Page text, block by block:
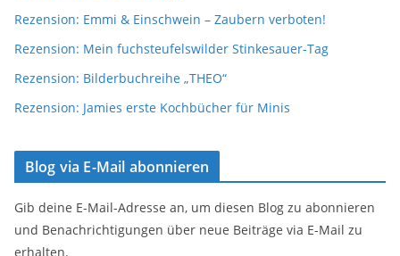
Rezension: Emmi & Einschwein – Zaubern verboten!
Rezension: Mein fuchsteufelswilder Stinkesauer-Tag
Rezension: Bilderbuchreihe „THEO“
Rezension: Jamies erste Kochbücher für Minis
Blog via E-Mail abonnieren
Gib deine E-Mail-Adresse an, um diesen Blog zu abonnieren
und Benachrichtigungen über neue Beiträge via E-Mail zu
erhalten.